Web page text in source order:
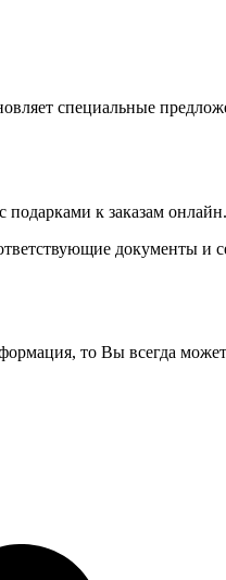
специальные
к заказам онлайн.
документы
то Вы всегда